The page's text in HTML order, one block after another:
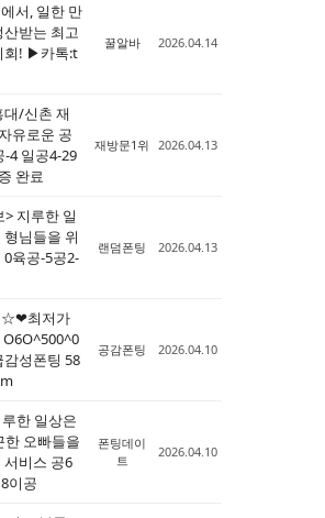
서, 일한 만
산받는 최고
회! ▶카톡:t
꿀알바 2026.04.14
대/신촌 재
유로운 공
4 일공4-29
완료
재방문1위 2026.04.13
지루한 일
님들을 위
0육공-5공2-
랜덤폰팅 2026.04.13
☆❤최저가
성폰팅 58
공감폰팅 2026.04.10
한 일상은
한 오빠들을
서비스 공6
이공
폰팅데이
트
2026.04.10